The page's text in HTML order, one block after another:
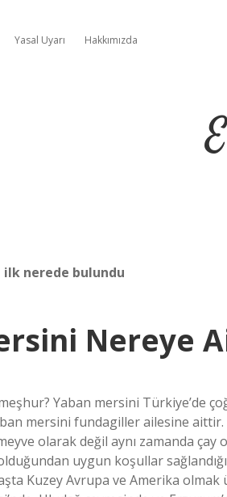
Yasal Uyarı Hakkımızda
ilk nerede bulundu
Nereye
Yaban mersini Türkiye’de
mersini fundagiller ailesine
olarak değil aynı zamanda
uygun koşullar
Kuzey Avrupa ve Amerika